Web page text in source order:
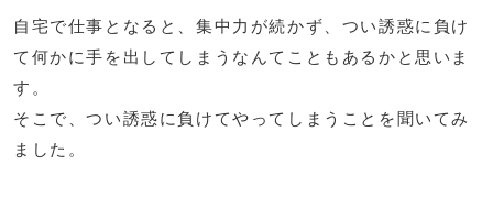
自宅で仕事となると、集中力が続かず、つい誘惑に負け
て何かに手を出してしまうなんてこともあるかと思いま
す。
そこで、つい誘惑に負けてやってしまうことを聞いてみ
ました。